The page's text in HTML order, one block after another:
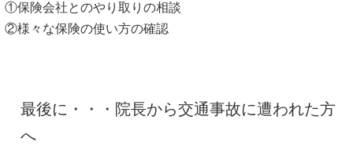
①保険会社とのやり取りの相談
②様々な保険の使い方の確認
最後に・・・院長から交通事故に遭われた方
へ